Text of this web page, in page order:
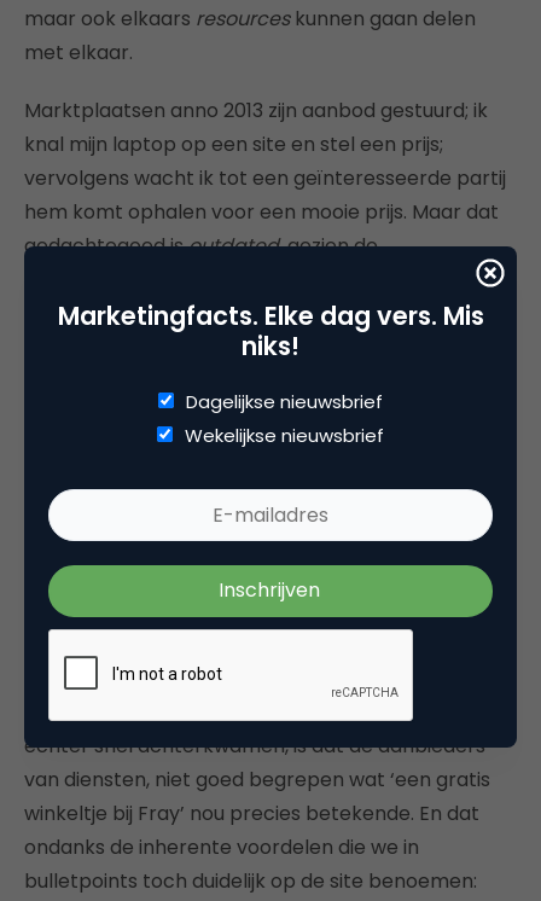
maar ook elkaars resourceskunnen gaan delen
met elkaar.
Marktplaatsen anno 2013 zijn aanbod gestuurd; ik
knal mijn laptop op een site en stel een prijs;
vervolgens wacht ik tot een geïnteresseerde partij
hem komt ophalen voor een mooie prijs. Maar dat
gedachtegoed isoutdated, gezien de
technologische ontwikkelingen die we momenteel
in handen hebben. De smartphone is deoutlet
geworden waar we snel en gemakkelijk hulp kunnen
zoektocht naar skills, tijd of talent. Wat je ervoor
wilt betalen, is vervolgens volledig aan jou.
Prachtig, toch?
Beta
Om terug te komen op de lancering van onze beta:
(www.fray.it) een goede beleving neerzet en over
het algemeen goed wordt ontvangen. Waar we
echter snel achterkwamen, is dat de aanbieders
van diensten, niet goed begrepen wat ‘een gratis
winkeltje bij Fray’ nou precies betekende. En dat
ondanks de inherente voordelen die we in
bulletpoints toch duidelijk op de site benoemen:
Marketingfacts. Elke dag vers. Mis
niks!
Dagelijkse nieuwsbrief
Wekelijkse nieuwsbrief